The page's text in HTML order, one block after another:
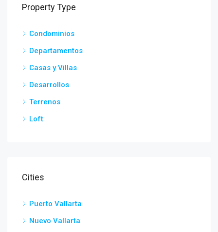
Property Type
Condominios
Departamentos
Casas y Villas
Desarrollos
Terrenos
Loft
Cities
Puerto Vallarta
Nuevo Vallarta